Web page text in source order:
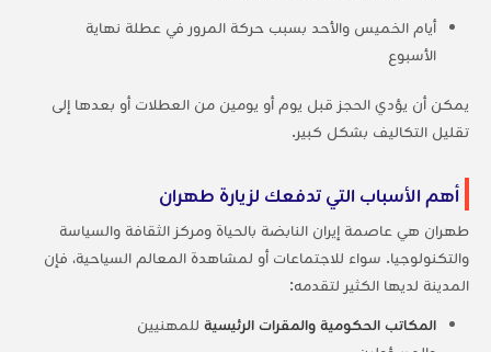
أيام الخميس والأحد بسبب حركة المرور في عطلة نهاية
الأسبوع
يمكن أن يؤدي الحجز قبل يوم أو يومين من العطلات أو بعدها إلى
تقليل التكاليف بشكل كبير.
أهم الأسباب التي تدفعك لزيارة طهران
طهران هي عاصمة إيران النابضة بالحياة ومركز الثقافة والسياسة
والتكنولوجيا. سواء للاجتماعات أو لمشاهدة المعالم السياحية، فإن
المدينة لديها الكثير لتقدمه:
المكاتب الحكومية والمقرات الرئيسيةللمهنيين